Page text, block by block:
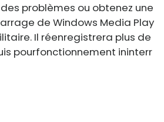
problèmes ou obtenez une
de Windows Media Play
Il réenregistrera plus de
pourfonctionnement ininterr